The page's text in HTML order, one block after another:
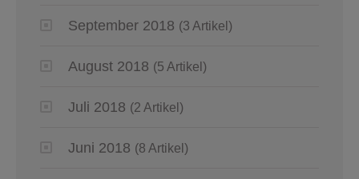
September 2018 (3 Artikel)
August 2018 (5 Artikel)
Juli 2018 (2 Artikel)
Juni 2018 (8 Artikel)